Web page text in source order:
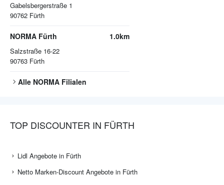
Gabelsbergerstraße 1
90762 Fürth
NORMA Fürth
Salzstraße 16-22
90763 Fürth
1.0km
Alle NORMA Filialen
TOP DISCOUNTER IN FÜRTH
Lidl Angebote in Fürth
Netto Marken-Discount Angebote in Fürth